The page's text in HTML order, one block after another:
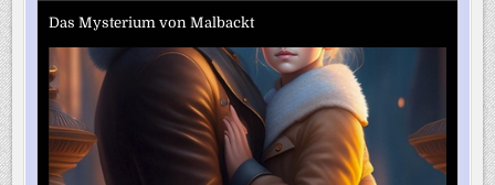
Das Mysterium von Malbackt